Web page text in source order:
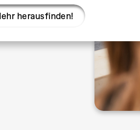
herausfinden!